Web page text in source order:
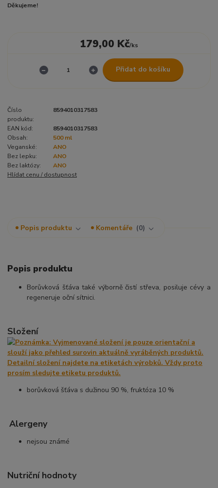
Děkujeme!
179,00 Kč/ks
Přidat do košíku
Číslo
produktu:
8594010317583
EAN kód:
8594010317583
Obsah:
500 ml
Veganské:
ANO
Bez lepku:
ANO
Bez laktózy:
ANO
Hlídat cenu / dostupnost
Popis produktu Komentáře 0
Popis produktu
Borůvková šťáva také výborně čistí střeva, posiluje cévy a
regeneruje oční sítnici.
Složení
borůvková šťáva s dužinou 90 %, fruktóza 10 %
Alergeny
nejsou známé
Nutriční hodnoty